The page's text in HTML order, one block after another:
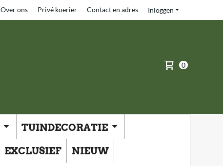
Inloggen
Over ons Privé koerier Contact en adres
0
TUINDECORATIE
EXCLUSIEF NIEUW